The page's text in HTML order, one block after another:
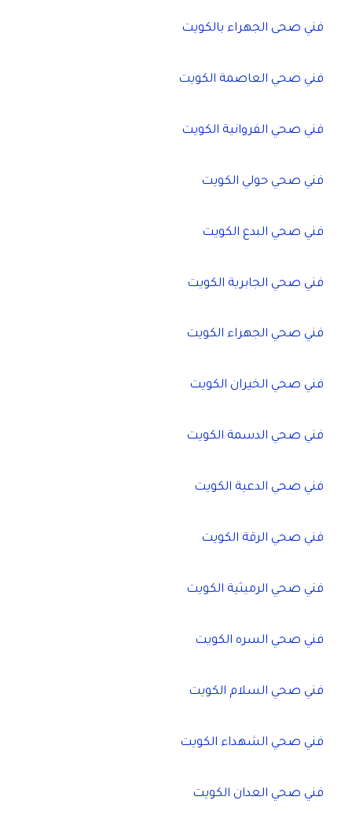
فني صحى الجهراء بالكويت
فني صحي العاصمة الكويت
فني صحي الفروانية الكويت
فني صحي حولي الكويت
فني صحي البدع الكويت
فني صحي الجابرية الكويت
فني صحي الجهراء الكويت
فني صحي الخيران الكويت
فني صحي الدسمة الكويت
فني صحي الدعية الكويت
فني صحي الرقة الكويت
فني صحي الرميثية الكويت
فني صحي السره الكويت
فني صحي السلام الكويت
فني صحي الشهداء الكويت
فني صحي العدان الكويت